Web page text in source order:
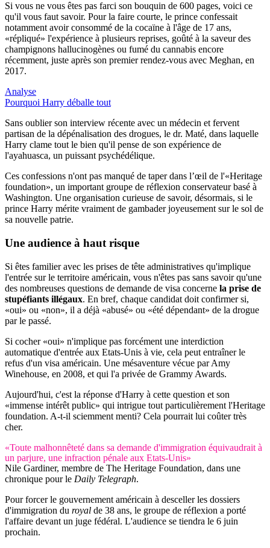
Si vous ne vous êtes pas farci son bouquin de 600 pages, voici ce
qu'il vous faut savoir. Pour la faire courte, le prince confessait
notamment avoir consommé de la cocaïne à l'âge de 17 ans,
«répliqué» l'expérience à plusieurs reprises, goûté à la saveur des
champignons hallucinogènes ou fumé du cannabis encore
récemment, juste après son premier rendez-vous avec Meghan, en
2017.
Analyse
Pourquoi Harry déballe tout
Sans oublier son interview récente avec un médecin et fervent
partisan de la dépénalisation des drogues, le dr. Maté, dans laquelle
Harry clame tout le bien qu'il pense de son expérience de
l'ayahuasca, un puissant psychédélique.
Ces confessions n'ont pas manqué de taper dans l’œil de l'«Heritage
foundation», un important groupe de réflexion conservateur basé à
Washington. Une organisation curieuse de savoir, désormais, si le
prince Harry mérite vraiment de gambader joyeusement sur le sol de
sa nouvelle patrie.
Une audience à haut risque
Si êtes familier avec les prises de tête administratives qu'implique
l'entrée sur le territoire américain, vous n'êtes pas sans savoir qu'une
des nombreuses questions de demande de visa concerne la prise de
stupéfiants illégaux. En bref, chaque candidat doit confirmer si,
«oui» ou «non», il a déjà «abusé» ou «été dépendant» de la drogue
par le passé.
Si cocher «oui» n'implique pas forcément une interdiction
automatique d'entrée aux Etats-Unis à vie, cela peut entraîner le
refus d'un visa américain. Une mésaventure vécue par Amy
Winehouse, en 2008, et qui l'a privée de Grammy Awards.
Aujourd'hui, c'est la réponse d'Harry à cette question et son
«immense intérêt public» qui intrigue tout particulièrement l'Heritage
foundation. A-t-il sciemment menti? Cela pourrait lui coûter très
cher.
«Toute malhonnêteté dans sa demande d'immigration équivaudrait à
un parjure, une infraction pénale aux Etats-Unis»
Nile Gardiner, membre de The Heritage Foundation, dans une
chronique pour le Daily Telegraph.
Pour forcer le gouvernement américain à desceller les dossiers
d'immigration du royal de 38 ans, le groupe de réflexion a porté
l'affaire devant un juge fédéral. L'audience se tiendra le 6 juin
prochain.